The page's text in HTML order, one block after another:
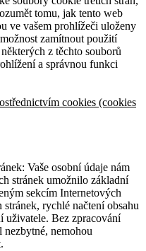
tomu, jak tento web
ve vašem prohlížeči uloženy
zamítnout použití
z těchto souborů
a správnou funkci
cookies (cookies
Vaše osobní údaje nám
stránek umožnilo základní
sekcím Internetových
rychlé načtení obsahu
uživatele. Bez zpracování
nezbytné, nemohou